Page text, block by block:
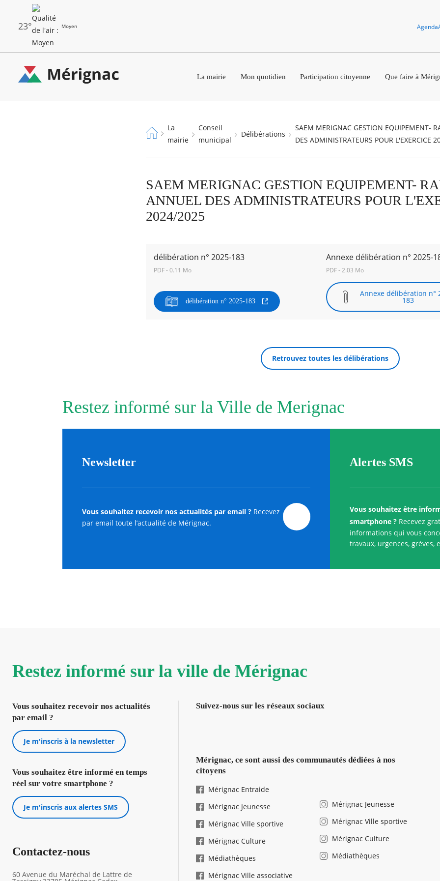
principal
23° Moyen
dernières
alertes
Agenda
La mairie Mon quotidien Participation citoyenne Que faire à
Fil
d'Ariane
La
mairie
Conseil
municipal
Délibérations
SAEM MERIGNAC GESTION EQUIPEMENT- RAPPORT ANNUEL
DES ADMINISTRATEURS POUR L'EXERCICE
SAEM MERIGNAC GESTION EQUIPEMENT-
ANNUEL DES ADMINISTRATEURS POUR
2024/2025
délibération n° 2025-183
PDF - 0.11 Mo
délibération n° 2025-183
Annexe délibération n° 2025-
PDF - 2.03 Mo
Annexe délibération n°
183
Retrouvez toutes les délibérations
Restez informé sur la Ville de Merignac
Newsletter
Vous souhaitez recevoir nos actualités par email ?Recevez
par email toute l’actualité de Mérignac.
Alertes SMS
Vous souhaitez être
smartphone ? Recevez
informations qui vous
travaux, urgences, grèves,
Restez informé sur la ville de Mérignac
Vous souhaitez recevoir nos actualités
par email ?
Je m'inscris à la newsletter
Vous souhaitez être informé en temps
réel sur votre smartphone ?
Je m'inscris aux alertes SMS
Contactez-nous
60 Avenue du Maréchal de Lattre de
Suivez-nous sur les réseaux sociaux
Mérignac, ce sont aussi des communautés dédiées à nos
citoyens
Mérignac Entraide
Mérignac Jeunesse
Mérignac Ville sportive
Mérignac Culture
Médiathèques
Mérignac Ville associative
Mérignac Jeunesse
Mérignac Ville sportive
Mérignac Culture
Médiathèques